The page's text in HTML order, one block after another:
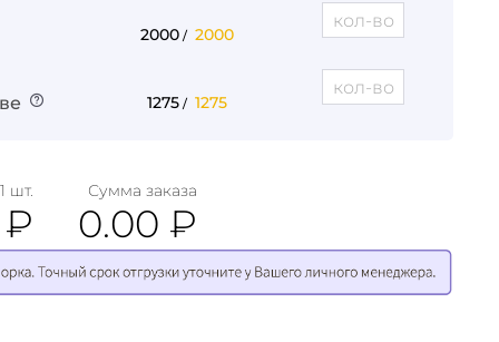
2000 / 2000
1275 / 1275
шт.
₽
Сумма заказа
0.00 ₽